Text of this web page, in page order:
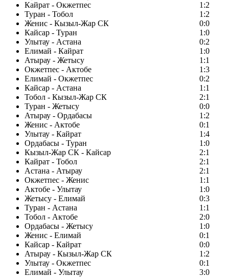
Кайрат - Окжетпес
1:2
Туран - Тобол
1:2
Женис - Кызыл-Жар СК
0:0
Кайсар - Туран
1:0
Улытау - Астана
0:2
Елимай - Кайрат
1:0
Атырау - Жетысу
1:1
Окжетпес - Актобе
1:3
Елимай - Окжетпес
0:2
Кайсар - Астана
1:1
Тобол - Кызыл-Жар СК
2:1
Туран - Жетысу
0:0
Атырау - Ордабасы
1:2
Женис - Актобе
0:1
Улытау - Кайрат
1:4
Ордабасы - Туран
1:0
Кызыл-Жар СК - Кайсар
2:1
Кайрат - Тобол
2:1
Астана - Атырау
2:1
Окжетпес - Женис
1:1
Актобе - Улытау
1:0
Жетысу - Елимай
0:3
Туран - Астана
1:1
Тобол - Актобе
2:0
Ордабасы - Жетысу
1:0
Женис - Елимай
0:1
Кайсар - Кайрат
0:0
Атырау - Кызыл-Жар СК
1:2
Улытау - Окжетпес
0:1
Елимай - Улытау
3:0